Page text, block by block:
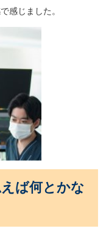
感じました。
ば何とかな